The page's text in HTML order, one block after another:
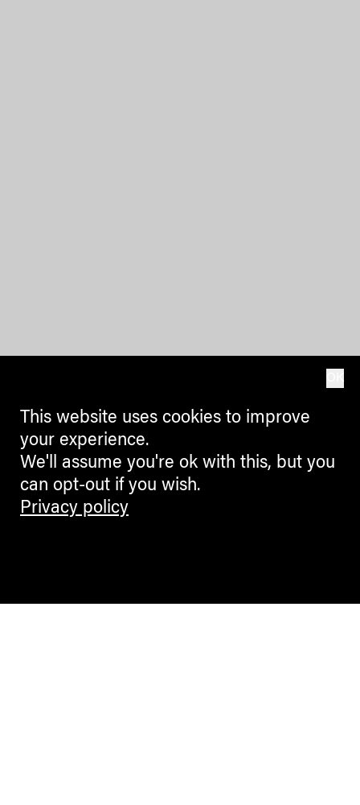
This website uses cookies to improve
your experience.
We'll assume you're ok with this, but you
can opt-out if you wish.
Privacy policy